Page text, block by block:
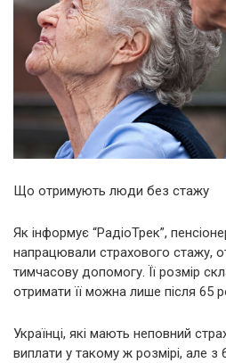
Що отримують люди без стажу
Як інформує “РадіоТрек”,
напрацювали страхового стажу,
тимчасову допомогу. Її розмір
отримати її можна лише після 65
Українці, які мають неповний
виплати у такому ж розмірі, але з